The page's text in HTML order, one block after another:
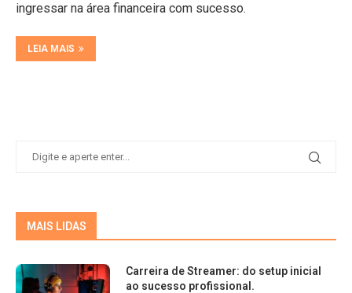
ingressar na área financeira com sucesso.
LEIA MAIS
MAIS LIDAS
Carreira de Streamer: do setup inicial
ao sucesso profissional.